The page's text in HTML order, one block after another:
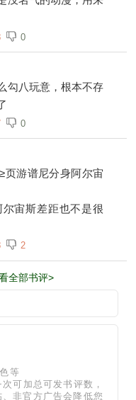
0
八玩意，根本不存
0
游谱尼分身阿尔宙
宙斯差距也不是很
2
全部书评>